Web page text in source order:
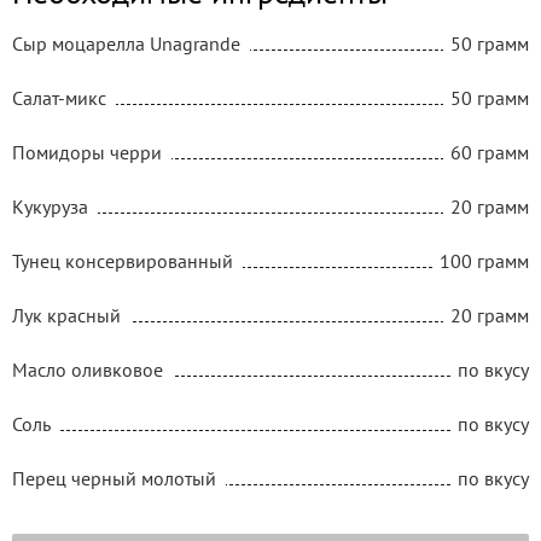
Сыр моцарелла Unagrande 50 грамм
Салат-микс 50 грамм
Помидоры черри 60 грамм
Кукуруза 20 грамм
Тунец консервированный 100 грамм
Лук красный 20 грамм
Масло оливковое по вкусу
Соль по вкусу
Перец черный молотый по вкусу